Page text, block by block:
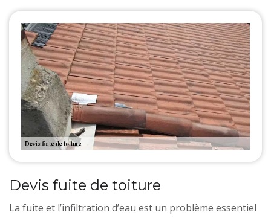
Devis fuite de toiture
La fuite et l’infiltration d’eau est un problème essentiel